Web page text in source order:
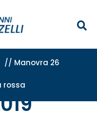
// Manovra 26
rossa